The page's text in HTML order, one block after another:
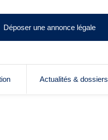
Déposer une annonce légale
Actualités & dossiers